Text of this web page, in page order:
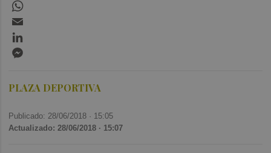
PLAZA DEPORTIVA
Publicado: 28/06/2018 · 15:05
Actualizado: 28/06/2018 · 15:07